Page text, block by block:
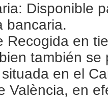
Disponible
bancaria.
Recogida en
también
en el
València, en